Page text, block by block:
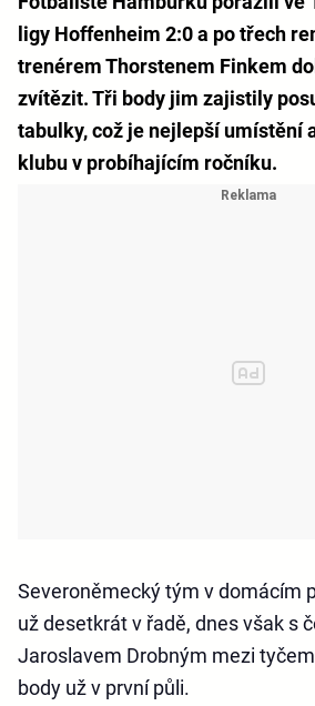
ligy Hoffenheim 2:0 a po třech
trenérem Thorstenem Finkem
zvítězit. Tři body jim zajistily
tabulky, což je nejlepší umístění
klubu v probíhajícím ročníku.
Severoněmecký tým v domácím
už desetkrát v řadě, dnes však s
Jaroslavem Drobným mezi
body už v první půli.